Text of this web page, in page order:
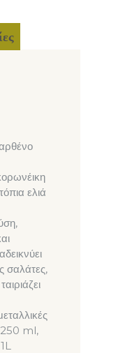
ελιά
σαλάτες,
250 ml,